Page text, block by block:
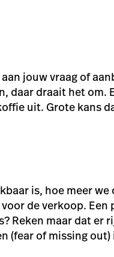
jouw vraag of
daar draait het om.
uit. Grote kans
is, hoe meer
de verkoop.
Reken maar dat er
(fear of missing out)